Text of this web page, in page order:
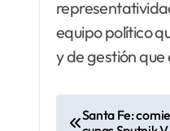
equipo político
y de gestión que
N Santa Fe: